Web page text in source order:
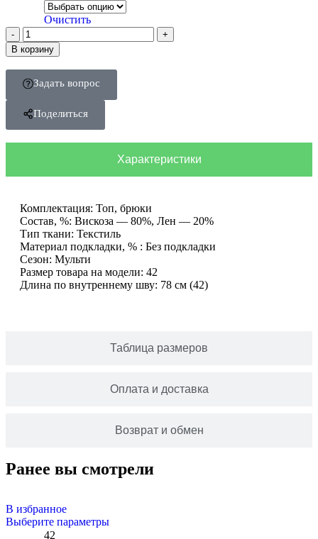
Очистить
В корзину
Задать вопрос
Поделиться
Характеристики
Таблица размеров
Оплата и доставка
Возврат и обмен
Комплектация: Топ, брюки
Состав, %: Вискоза — 80%, Лен — 20%
Тип ткани: Текстиль
Материал подкладки, % : Без подкладки
Сезон: Мульти
Размер товара на модели: 42
Длина по внутреннему шву: 78 см (42)
Ранее вы смотрели
В избранное
Выберите параметры
42